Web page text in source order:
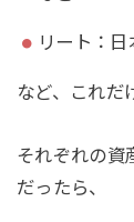
リート：
など、これだ
それぞれの資
だったら、